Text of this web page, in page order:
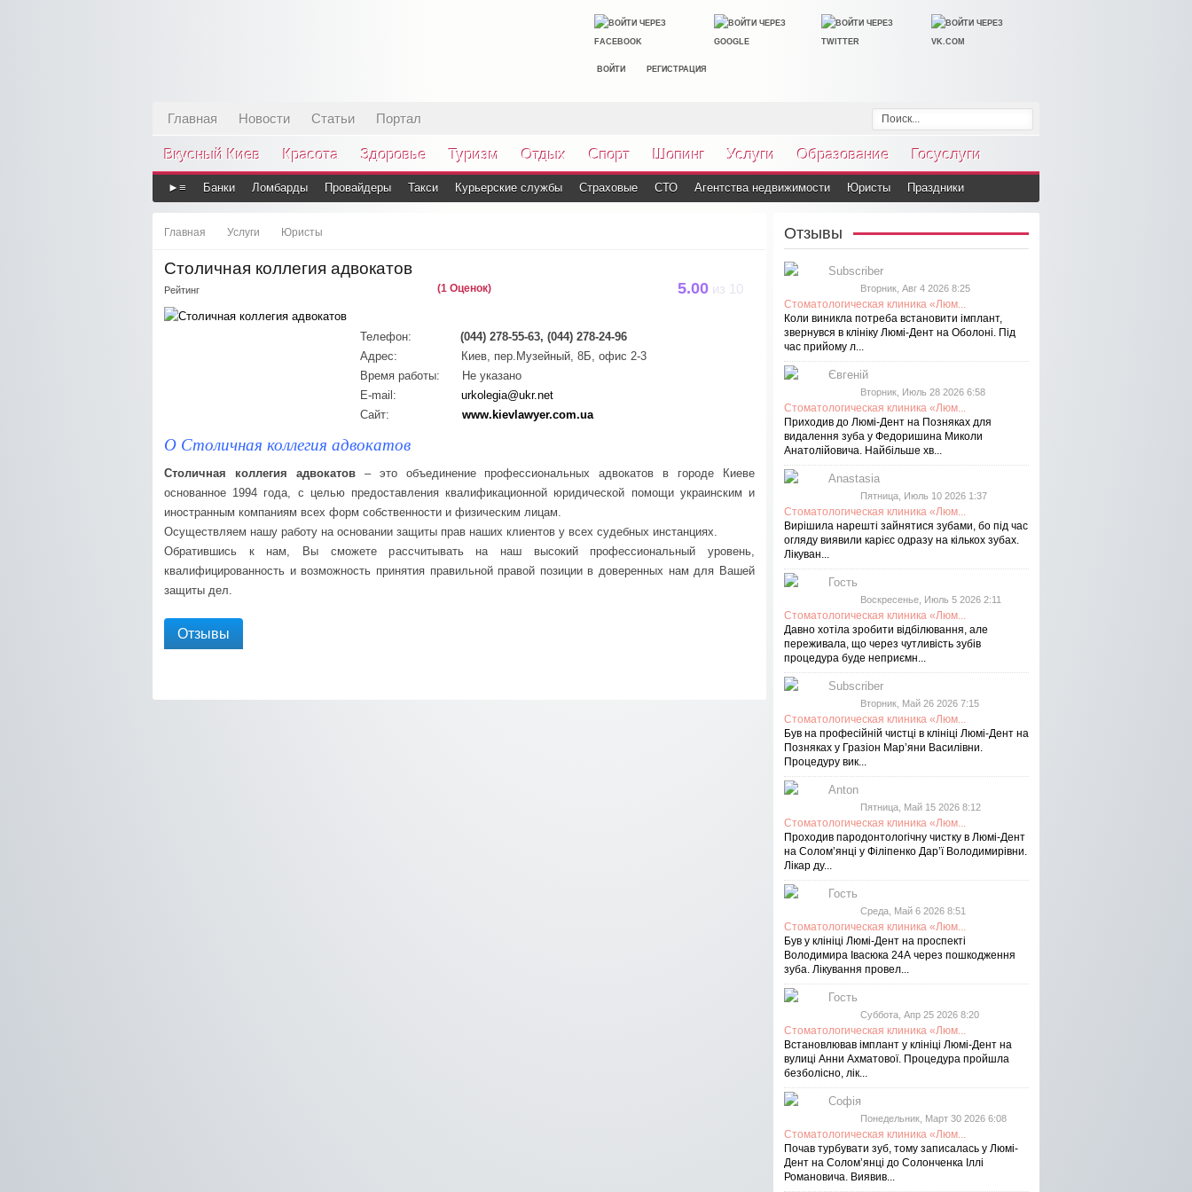
ВОЙТИ РЕГИСТРАЦИЯ
Главная Новости Статьи Портал
Вкусный Киев Красота Здоровье Туризм Отдых Спорт Шопинг Услуги Образование Госуслуги
►≡ Банки Ломбарды Провайдеры Такси Курьерские службы Страховые СТО Агентства недвижимости Юристы Праздники
Главная Услуги Юристы
Столичная коллегия адвокатов
Рейтинг (1 Оценок) 5.00из 10
Телефон:
(044) 278-55-63, (044) 278-24-96
Адрес:
Киев, пер.Музейный, 8Б, офис 2-3
Время работы:
Не указано
E-mail:
urkolegia@ukr.net
Сайт:
www.kievlawyer.com.ua
О Столичная коллегия адвокатов
Столичная коллегия адвокатов– это объединение профессиональных адвокатов в городе Киеве
основанное 1994 года, с целью предоставления квалификационной юридической помощи украинским и
иностранным компаниям всех форм собственности и физическим лицам.
Осуществляем нашу работу на основании защиты прав наших клиентов у всех судебных инстанциях.
Обратившись к нам, Вы сможете рассчитывать на наш высокий профессиональный уровень,
квалифицированность и возможность принятия правильной правой позиции в доверенных нам для Вашей
защиты дел.
Отзывы
Отзывы
Subscriber
Вторник, Авг 4 2026 8:25
Стоматологическая клиника «Люм...
Коли виникла потреба встановити імплант,
звернувся в клініку Люмі-Дент на Оболоні. Під
час прийому л...
Євгеній
Вторник, Июль 28 2026 6:58
Стоматологическая клиника «Люм...
Приходив до Люмі-Дент на Позняках для
видалення зуба у Федоришина Миколи
Анатолійовича. Найбільше хв...
Anastasia
Пятница, Июль 10 2026 1:37
Стоматологическая клиника «Люм...
Вирішила нарешті зайнятися зубами, бо під час
огляду виявили карієс одразу на кількох зубах.
Лікуван...
Гость
Воскресенье, Июль 5 2026 2:11
Стоматологическая клиника «Люм...
Давно хотіла зробити відбілювання, але
переживала, що через чутливість зубів
процедура буде неприємн...
Subscriber
Вторник, Май 26 2026 7:15
Стоматологическая клиника «Люм...
Був на професійній чистці в клініці Люмі-Дент на
Позняках у Гразіон Мар’яни Василівни.
Процедуру вик...
Anton
Пятница, Май 15 2026 8:12
Стоматологическая клиника «Люм...
Проходив пародонтологічну чистку в Люмі-Дент
на Солом’янці у Філіпенко Дар’ї Володимирівни.
Лікар ду...
Гость
Среда, Май 6 2026 8:51
Стоматологическая клиника «Люм...
Був у клініці Люмі-Дент на проспекті
Володимира Івасюка 24А через пошкодження
зуба. Лікування провел...
Гость
Суббота, Апр 25 2026 8:20
Стоматологическая клиника «Люм...
Встановлював імплант у клініці Люмі-Дент на
вулиці Анни Ахматової. Процедура пройшла
безболісно, лік...
Софія
Понедельник, Март 30 2026 6:08
Стоматологическая клиника «Люм...
Почав турбувати зуб, тому записалась у Люмі-
Дент на Соломʼянці до Солонченка Іллі
Романовича. Виявив...